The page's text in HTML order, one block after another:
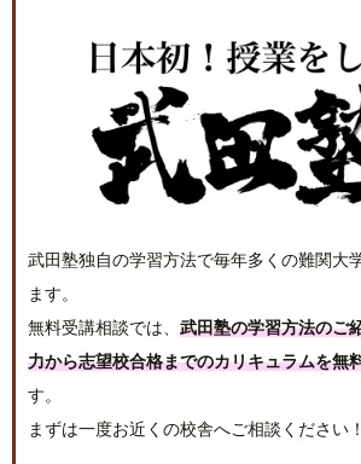
武田塾独自の学習方法で毎年多くの難関大
ます。
無料受講相談では、 武田塾の学習方法のご
力から志望校合格までのカリキュラムを無
す。
まずは一度お近くの校舎へご相談ください！